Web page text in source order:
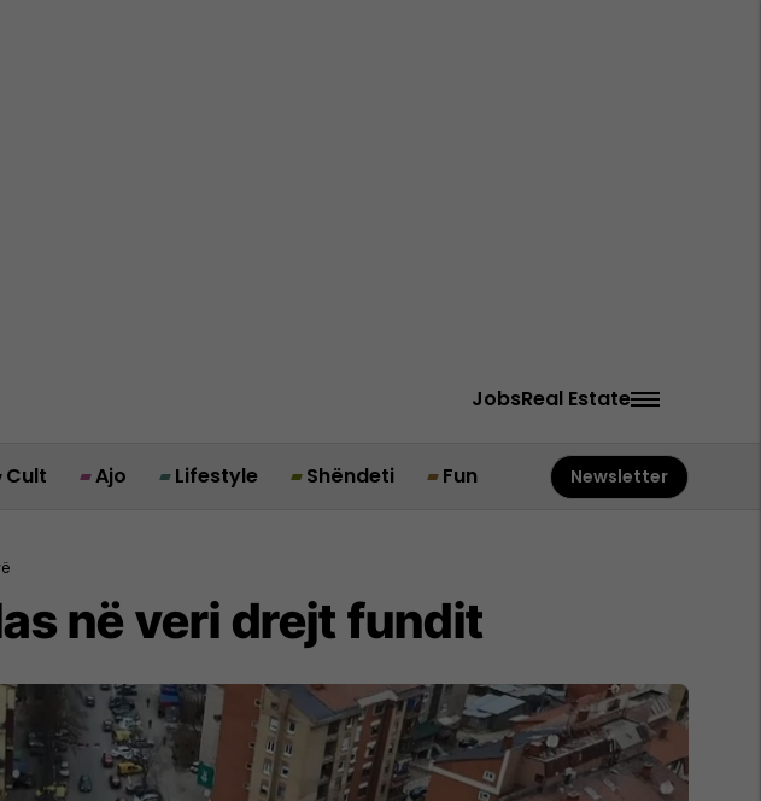
JobsReal Estate
Cult Ajo Lifestyle Shëndeti Fun Newsletter
në veri drejt fundit